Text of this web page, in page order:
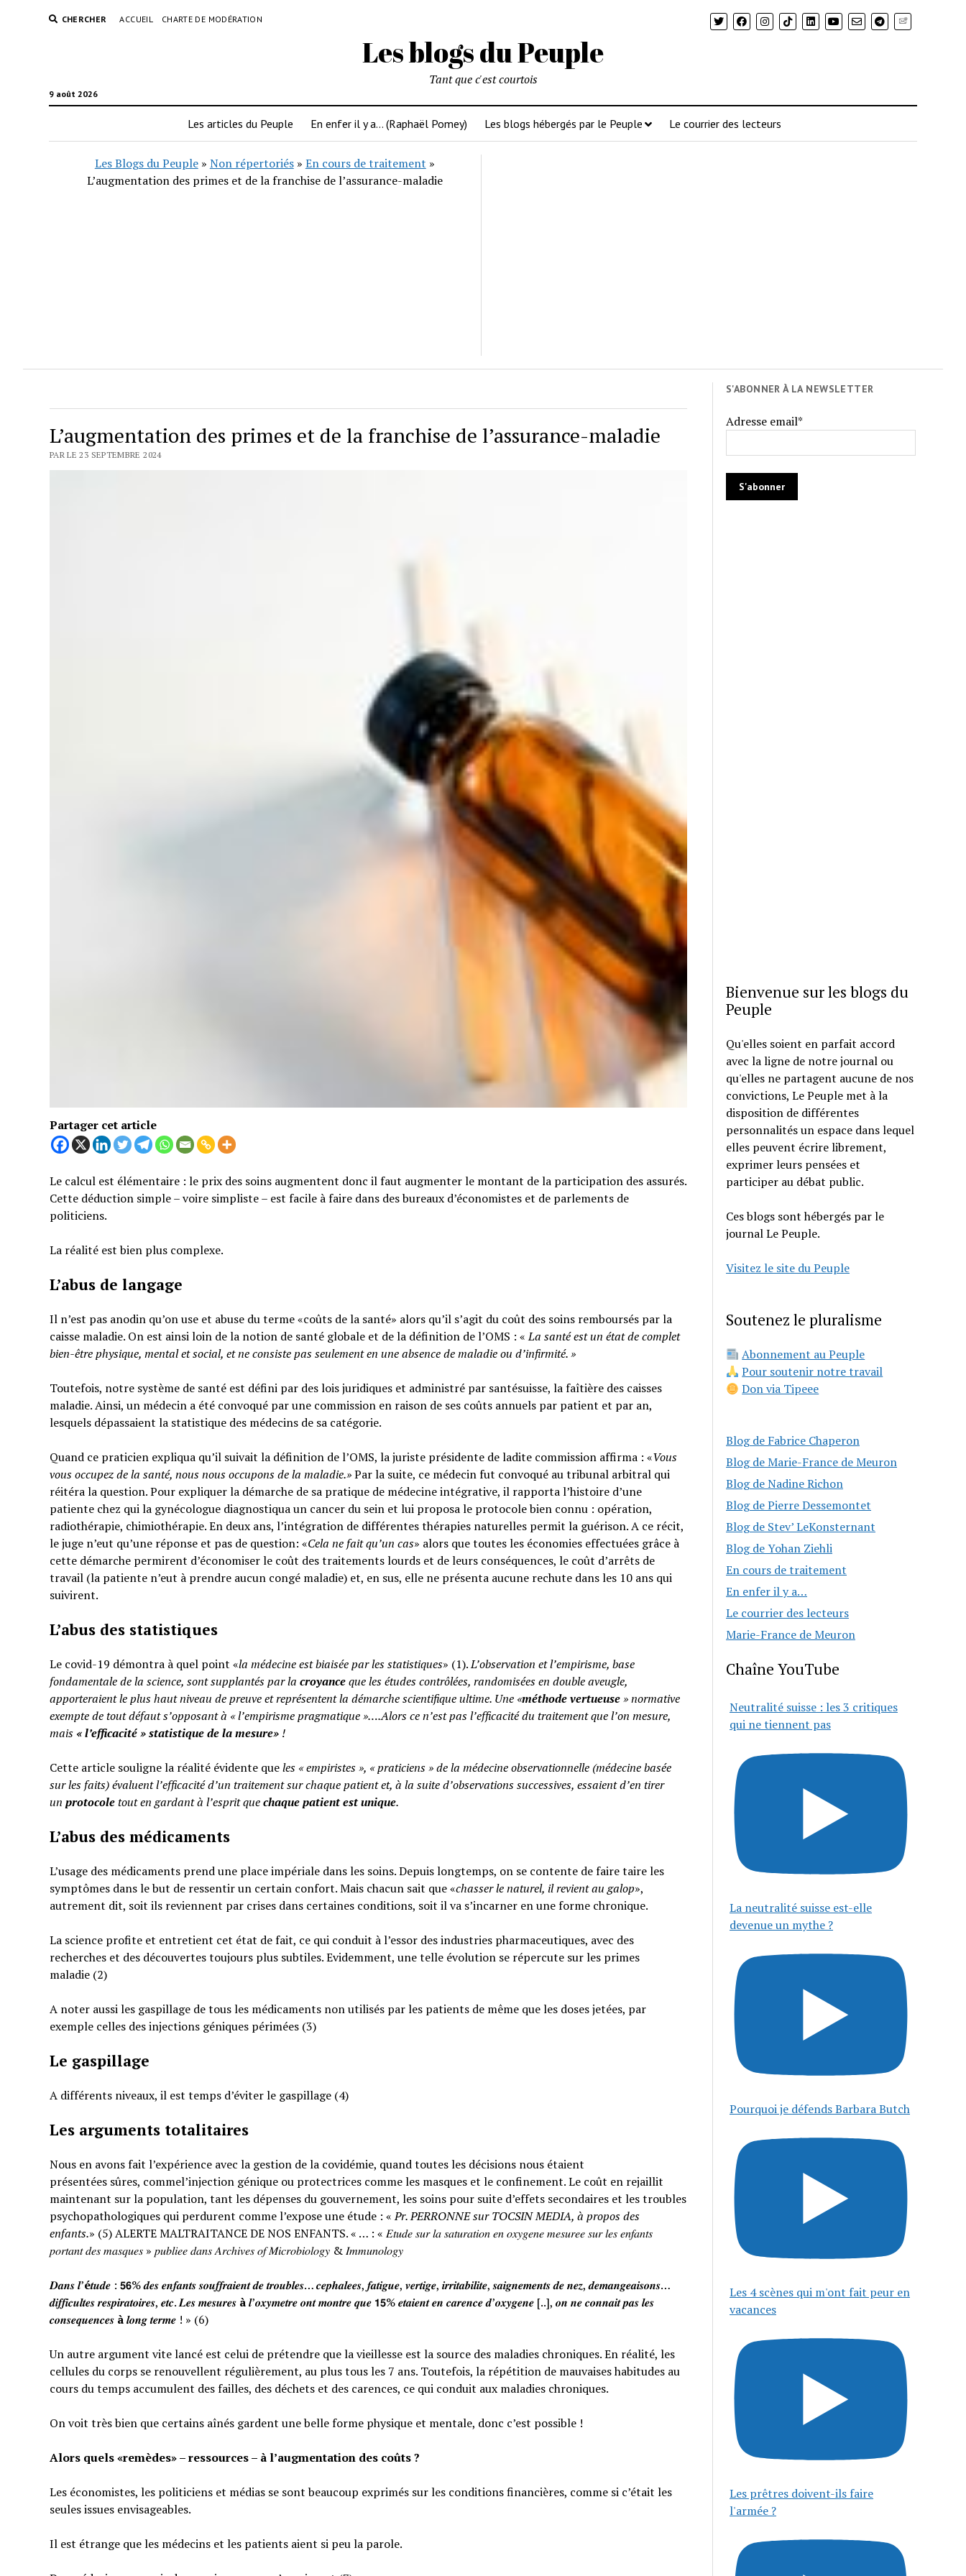
CHERCHER ACCUEIL CHARTE DE MODÉRATION Newsletter
Les blogs du Peuple
9 août 2026
Tant que c'est courtois
Les articles du Peuple En enfer il y a… (Raphaël Pomey) Les blogs hébergés par le Peuple Le courrier des lecteurs
Les Blogs du Peuple» Non répertoriés» En cours de traitement »
L’augmentation des primes et de la franchise de l’assurance-maladie
L’augmentation des primes et de la franchise de l’assurance-maladie
PAR LE 23 SEPTEMBRE 2024
Partager cet article
Le calcul est élémentaire : le prix des soins augmentent donc il faut augmenter le montant de la participation des assurés.
Cette déduction simple – voire simpliste – est facile à faire dans des bureaux d’économistes et de parlements de
politiciens.
La réalité est bien plus complexe.
L’abus de langage
Il n’est pas anodin qu’on use et abuse du terme «coûts de la santé» alors qu’il s’agit du coût des soins remboursés par la
caisse maladie. On est ainsi loin de la notion de santé globale et de la définition de l’OMS : «La santé est un état de complet
bien-être physique, mental et social, et ne consiste pas seulement en une absence de maladie ou d’infirmité.»
Toutefois, notre système de santé est défini par des lois juridiques et administré par santésuisse, la faîtière des caisses
maladie. Ainsi, un médecin a été convoqué par une commission en raison de ses coûts annuels par patient et par an,
lesquels dépassaient la statistique des médecins de sa catégorie.
Quand ce praticien expliqua qu’il suivait la définition de l’OMS, la juriste présidente de ladite commission affirma : «Vous
vous occupez de la santé, nous nous occupons de la maladie.»Par la suite, ce médecin fut convoqué au tribunal arbitral qui
réitéra la question. Pour expliquer la démarche de sa pratique de médecine intégrative, il rapporta l’histoire d’une
patiente chez qui la gynécologue diagnostiqua un cancer du sein et lui proposa le protocole bien connu : opération,
radiothérapie, chimiothérapie. En deux ans, l’intégration de différentes thérapies naturelles permit la guérison. A ce récit,
le juge n’eut qu’une réponse et pas de question: «Cela ne fait qu’un cas» alors que toutes les économies effectuées grâce à
cette démarche permirent d’économiser le coût des traitements lourds et de leurs conséquences, le coût d’arrêts de
travail (la patiente n’eut à prendre aucun congé maladie) et, en sus, elle ne présenta aucune rechute dans les 10 ans qui
suivirent.
L’abus des statistiques
Le covid-19 démontra à quel point «la médecine est biaisée par les statistiques» (1).L’observation et l’empirisme, base
fondamentale de la science, sont supplantés par la croyanceque les études contrôlées, randomisées en double aveugle,
apporteraient le plus haut niveau de preuve et représentent la démarche scientifique ultime. Une «méthode vertueuse» normative
exempte de tout défaut s’opposant à « l’empirisme pragmatique »….Alors ce n’est pas l’efficacité du traitement que l’on mesure,
mais «l’efficacité » statistique de la mesure» !
Cette article souligne la réalité évidente queles « empiristes », « praticiens » de la médecine observationnelle (médecine basée
sur les faits) évaluent l’efficacité d’un traitement sur chaque patient et, à la suite d’observations successives, essaient d’en tirer
un protocoletout en gardant à l’esprit quechaque patient est unique.
L’abus des médicaments
L’usage des médicaments prend une place impériale dans les soins. Depuis longtemps, on se contente de faire taire les
symptômes dans le but de ressentir un certain confort. Mais chacun sait que «chasser le naturel, il revient au galop»,
autrement dit, soit ils reviennent par crises dans certaines conditions, soit il va s’incarner en une forme chronique.
La science profite et entretient cet état de fait, ce qui conduit à l’essor des industries pharmaceutiques, avec des
recherches et des découvertes toujours plus subtiles. Evidemment, une telle évolution se répercute sur les primes
maladie (2)
A noter aussi les gaspillage de tous les médicaments non utilisés par les patients de même que les doses jetées, par
exemple celles des injections géniques périmées (3)
Le gaspillage
A différents niveaux, il est temps d’éviter le gaspillage (4)
Les arguments totalitaires
Nous en avons fait l’expérience avec la gestion de la covidémie, quand toutes les décisions nous étaient
présentées sûres, commel’injection génique ou protectrices comme les masques et le confinement. Le coût en rejaillit
maintenant sur la population, tant les dépenses du gouvernement, les soins pour suite d’effets secondaires et les troubles
psychopathologiques qui perdurent comme l’expose une étude : «Pr. PERRONNE sur TOCSIN MEDIA, à propos des
enfants.» (5) ALERTE MALTRAITANCE DE NOS ENFANTS. « … : « 𝐸𝑡𝑢𝑑𝑒 𝑠𝑢𝑟 𝑙𝑎 𝑠𝑎𝑡𝑢𝑟𝑎𝑡𝑖𝑜𝑛 𝑒𝑛 𝑜𝑥𝑦𝑔𝑒𝑛𝑒 𝑚𝑒𝑠𝑢𝑟𝑒𝑒 𝑠𝑢𝑟 𝑙𝑒𝑠 𝑒𝑛𝑓𝑎𝑛𝑡𝑠
𝑝𝑜𝑟𝑡𝑎𝑛𝑡 𝑑𝑒𝑠 𝑚𝑎𝑠𝑞𝑢𝑒𝑠 » 𝑝𝑢𝑏𝑙𝑖𝑒𝑒 𝑑𝑎𝑛𝑠 𝐴𝑟𝑐ℎ𝑖𝑣𝑒𝑠 𝑜𝑓 𝑀𝑖𝑐𝑟𝑜𝑏𝑖𝑜𝑙𝑜𝑔𝑦 & 𝐼𝑚𝑚𝑢𝑛𝑜𝑙𝑜𝑔𝑦
𝑫𝒂𝒏𝒔 𝒍’é𝒕𝒖𝒅𝒆 : 𝟱𝟲% 𝒅𝒆𝒔 𝒆𝒏𝒇𝒂𝒏𝒕𝒔 𝒔𝒐𝒖𝒇𝒇𝒓𝒂𝒊𝒆𝒏𝒕 𝒅𝒆 𝒕𝒓𝒐𝒖𝒃𝒍𝒆𝒔… 𝒄𝒆𝒑𝒉𝒂𝒍𝒆𝒆𝒔, 𝒇𝒂𝒕𝒊𝒈𝒖𝒆, 𝒗𝒆𝒓𝒕𝒊𝒈𝒆, 𝒊𝒓𝒓𝒊𝒕𝒂𝒃𝒊𝒍𝒊𝒕𝒆, 𝒔𝒂𝒊𝒈𝒏𝒆𝒎𝒆𝒏𝒕𝒔 𝒅𝒆 𝒏𝒆𝒛, 𝒅𝒆𝒎𝒂𝒏𝒈𝒆𝒂𝒊𝒔𝒐𝒏𝒔…
𝒅𝒊𝒇𝒇𝒊𝒄𝒖𝒍𝒕𝒆𝒔 𝒓𝒆𝒔𝒑𝒊𝒓𝒂𝒕𝒐𝒊𝒓𝒆𝒔, 𝒆𝒕𝒄. 𝑳𝒆𝒔 𝒎𝒆𝒔𝒖𝒓𝒆𝒔 à𝒍’𝒐𝒙𝒚𝒎𝒆𝒕𝒓𝒆 𝒐𝒏𝒕 𝒎𝒐𝒏𝒕𝒓𝒆 𝒒𝒖𝒆 𝟭𝟱% 𝒆𝒕𝒂𝒊𝒆𝒏𝒕 𝒆𝒏 𝒄𝒂𝒓𝒆𝒏𝒄𝒆 𝒅’𝒐𝒙𝒚𝒈𝒆𝒏𝒆 [..], 𝒐𝒏 𝒏𝒆 𝒄𝒐𝒏𝒏𝒂𝒊𝒕 𝒑𝒂𝒔 𝒍𝒆𝒔
𝒄𝒐𝒏𝒔𝒆𝒒𝒖𝒆𝒏𝒄𝒆𝒔 à𝒍𝒐𝒏𝒈 𝒕𝒆𝒓𝒎𝒆 ! » (6)
Un autre argument vite lancé est celui de prétendre que la vieillesse est la source des maladies chroniques. En réalité, les
cellules du corps se renouvellent régulièrement, au plus tous les 7 ans. Toutefois, la répétition de mauvaises habitudes au
cours du temps accumulent des failles, des déchets et des carences, ce qui conduit aux maladies chroniques.
On voit très bien que certains aînés gardent une belle forme physique et mentale, donc c’est possible !
Alors quels «remèdes» – ressources – à l’augmentation des coûts ?
Les économistes, les politiciens et médias se sont beaucoup exprimés sur les conditions financières, comme si c’était les
seules issues envisageables.
Il est étrange que les médecins et les patients aient si peu la parole.
S'ABONNER À LA NEWSLETTER
Adresse email*
Bienvenue sur les blogs du
Peuple
Qu'elles soient en parfait accord
avec la ligne de notre journal ou
qu'elles ne partagent aucune de nos
convictions, Le Peuple met à la
disposition de différentes
personnalités un espace dans lequel
elles peuvent écrire librement,
exprimer leurs pensées et
participer au débat public.
Ces blogs sont hébergés par le
journal Le Peuple.
Visitez le site du Peuple
Soutenez le pluralisme
Abonnement au Peuple
Pour soutenir notre travail
Don via Tipeee
Blog de Fabrice Chaperon
Blog de Marie-France de Meuron
Blog de Nadine Richon
Blog de Pierre Dessemontet
Blog de Stev’ LeKonsternant
Blog de Yohan Ziehli
En cours de traitement
En enfer il y a…
Le courrier des lecteurs
Marie-France de Meuron
Chaîne YouTube
Neutralité suisse : les 3 critiques
qui ne tiennent pas
La neutralité suisse est-elle
devenue un mythe ?
Pourquoi je défends Barbara Butch
Les 4 scènes qui m'ont fait peur en
vacances
Les prêtres doivent-ils faire
l'armée ?